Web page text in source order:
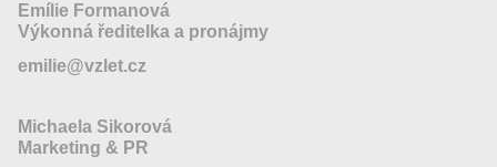
Emílie Formanová
Výkonná ředitelka a pronájmy
emilie@vzlet.cz
Michaela Sikorová
Marketing & PR